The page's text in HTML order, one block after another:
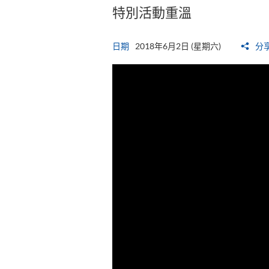
特別活動重溫
日期 2018年6月2日 (星期六) 分